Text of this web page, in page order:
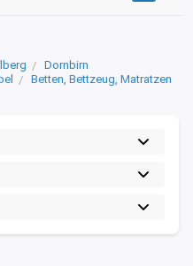
Dornbirn
Betten, Bettzeug, Matratzen